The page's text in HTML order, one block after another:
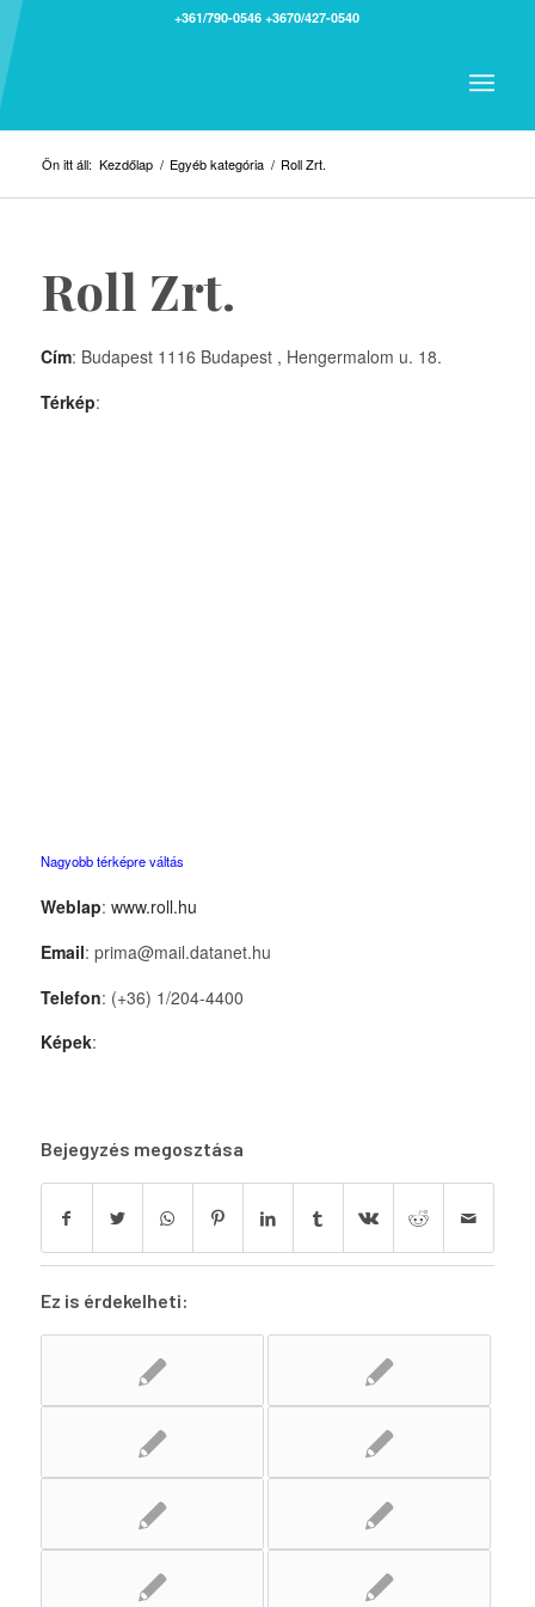
+361/790-0546 +3670/427-0540
Ön itt áll: Kezdőlap / Egyéb kategória / Roll Zrt.
Roll Zrt.
Cím: Budapest 1116 Budapest , Hengermalom u. 18.
Térkép:
Nagyobb térképre váltás
Weblap: www.roll.hu
Email: prima@mail.datanet.hu
Telefon: (+36) 1/204-4400
Képek:
Bejegyzés megosztása
Ez is érdekelheti: